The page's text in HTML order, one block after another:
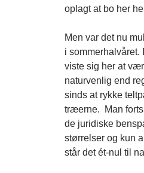
oplagt at bo her
Men var det nu
i
viste sig her at
naturvenlig end
sinds at rykke
træerne. Man
de juridiske
størrelser og kun
står det ét-nul til